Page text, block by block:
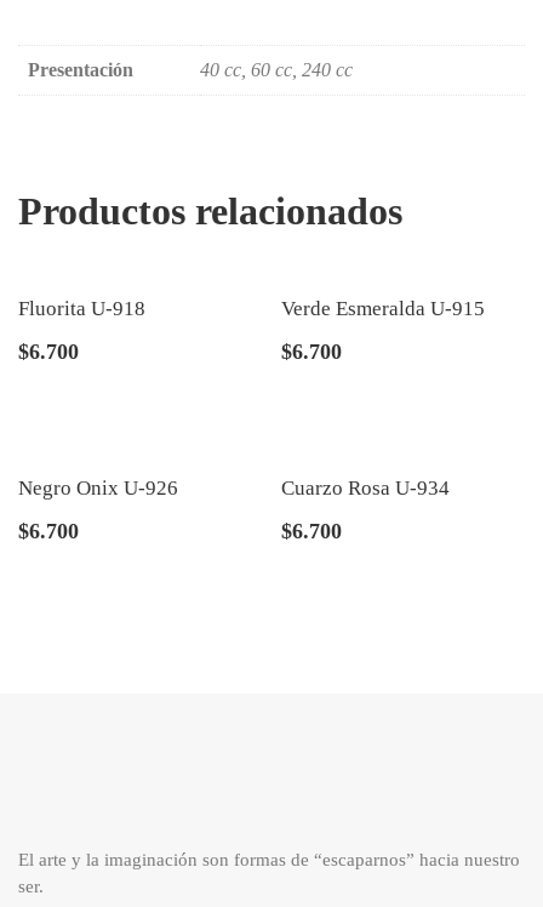
Presentación 40 cc, 60 cc, 240 cc
Productos relacionados
Fluorita U-918
$6.700
Verde Esmeralda U-915
$6.700
Negro Onix U-926
$6.700
Cuarzo Rosa U-934
$6.700
El arte y la imaginación son formas de “escaparnos” hacia nuestro
ser.